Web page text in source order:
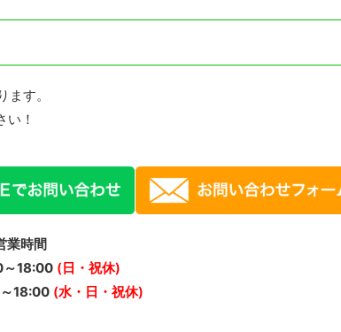
す。
！
業時間
～18:00 (日・祝休)
18:00 (水・日・祝休)